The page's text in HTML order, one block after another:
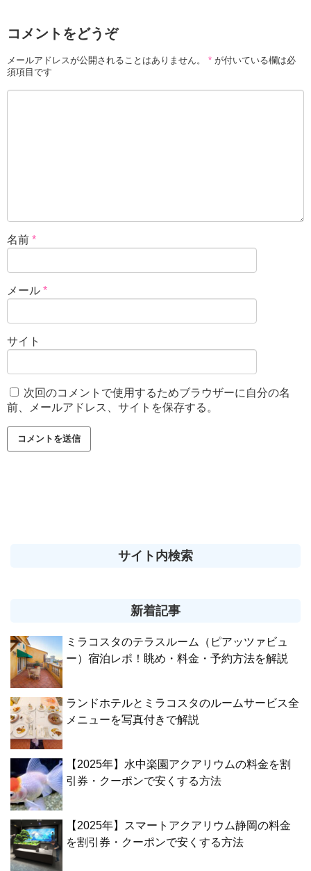
コメントをどうぞ
メールアドレスが公開されることはありません。 * が付いている欄は必
須項目です
名前 *
メール *
サイト
次回のコメントで使用するためブラウザーに自分の名
前、メールアドレス、サイトを保存する。
サイト内検索
新着記事
ミラコスタのテラスルーム（ピアッツァビュ
ー）宿泊レポ！眺め・料金・予約方法を解説
ランドホテルとミラコスタのルームサービス全
メニューを写真付きで解説
【2025年】水中楽園アクアリウムの料金を割
引券・クーポンで安くする方法
【2025年】スマートアクアリウム静岡の料金
を割引券・クーポンで安くする方法